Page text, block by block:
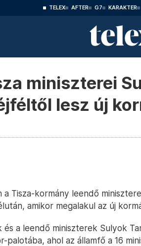
TELEX AFTER G7 KARAKTER
miniszterei
lesz új
Tisza-kormány leendő
amikor megalakul az új
a leendő miniszterek Sulyok
palotába, ahol az államfő a 16